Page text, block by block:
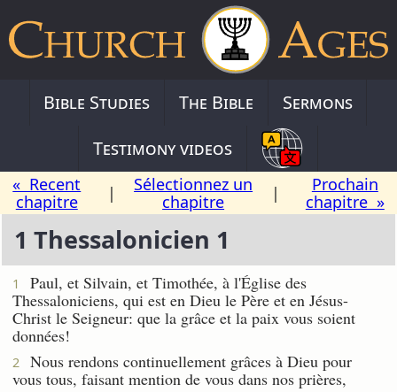
Bible Studies The Bible
Sermons
Testimony videos
« Recent
chapitre
|
Sélectionnez un
chapitre
|
Prochain
chapitre »
1 Thessalonicien 1
1
Paul, et Silvain, et Timothée, à l'Église des
Thessaloniciens, qui est en Dieu le Père et en Jésus-
Christ le Seigneur: que la grâce et la paix vous soient
données!
2
Nous rendons continuellement grâces à Dieu pour
vous tous, faisant mention de vous dans nos prières,